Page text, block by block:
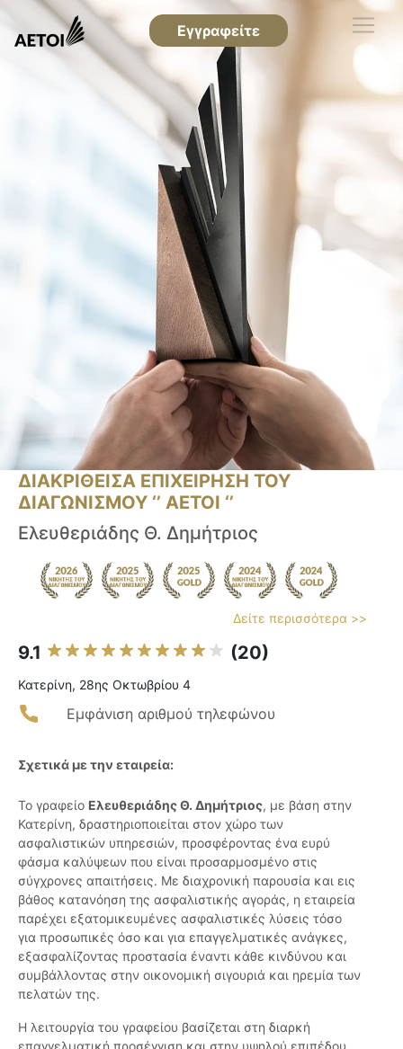
Εγγραφείτε
ΔΙΑΚΡΙΘΕΙΣΑ ΕΠΙΧΕΙΡΗΣΗ ΤΟΥ
ΔΙΑΓΩΝΙΣΜΟΥ ‘’ ΑΕΤΟΙ ‘’
Ελευθεριάδης Θ. Δημήτριος
Δείτε περισσότερα >>
9.1 (20)
Κατερίνη, 28ης Οκτωβρίου 4
Εμφάνιση αριθμού τηλεφώνου
Σχετικά με την εταιρεία:
Το γραφείο Ελευθεριάδης Θ. Δημήτριος, με βάση στην
Κατερίνη, δραστηριοποιείται στον χώρο των
ασφαλιστικών υπηρεσιών, προσφέροντας ένα ευρύ
φάσμα καλύψεων που είναι προσαρμοσμένο στις
σύγχρονες απαιτήσεις. Με διαχρονική παρουσία και εις
βάθος κατανόηση της ασφαλιστικής αγοράς, η εταιρεία
παρέχει εξατομικευμένες ασφαλιστικές λύσεις τόσο
για προσωπικές όσο και για επαγγελματικές ανάγκες,
εξασφαλίζοντας προστασία έναντι κάθε κινδύνου και
συμβάλλοντας στην οικονομική σιγουριά και ηρεμία των
πελατών της.
Η λειτουργία του γραφείου βασίζεται στη διαρκή
επαγγελματική προσέγγιση και στην υψηλού επιπέδου